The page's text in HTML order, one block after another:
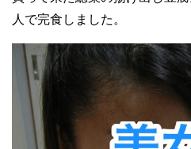
人で完食しました。